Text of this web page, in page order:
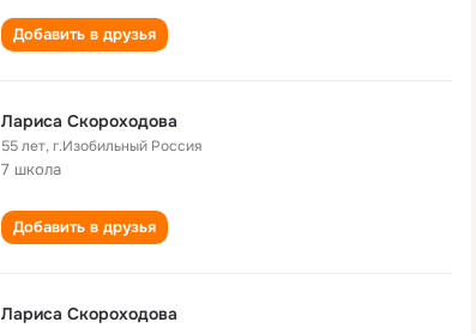
Добавить в друзья
Лариса Скороходова
55 лет,г.Изобильный Россия
7 школа
Добавить в друзья
Лариса Скороходова